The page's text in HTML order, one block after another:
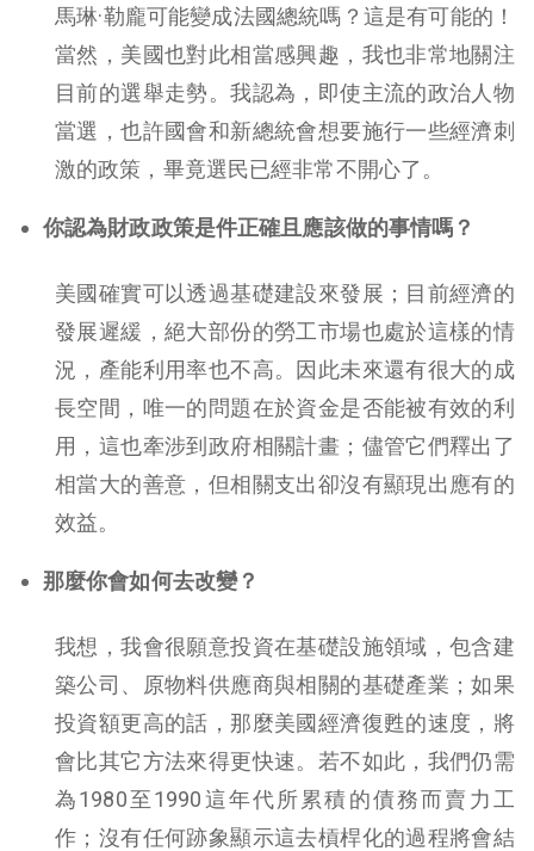
馬琳·勒龐可能變成法國總統嗎？這是有可能的！
當然，美國也對此相當感興趣，我也非常地關注
目前的選舉走勢。我認為，即使主流的政治人物
當選，也許國會和新總統會想要施行一些經濟刺
激的政策，畢竟選民已經非常不開心了。
你認為財政政策是件正確且應該做的事情嗎？
美國確實可以透過基礎建設來發展；目前經濟的
發展遲緩，絕大部份的勞工市場也處於這樣的情
況，產能利用率也不高。因此未來還有很大的成
長空間，唯一的問題在於資金是否能被有效的利
用，這也牽涉到政府相關計畫；儘管它們釋出了
相當大的善意，但相關支出卻沒有顯現出應有的
效益。
那麼你會如何去改變？
我想，我會很願意投資在基礎設施領域，包含建
築公司、原物料供應商與相關的基礎產業；如果
投資額更高的話，那麼美國經濟復甦的速度，將
會比其它方法來得更快速。若不如此，我們仍需
為1980至1990這年代所累積的債務而賣力工
作；沒有任何跡象顯示這去槓桿化的過程將會結